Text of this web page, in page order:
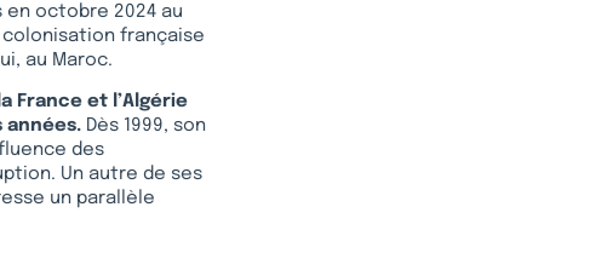
en octobre 2024 au
française
au Maroc.
France et l’Algérie
années. Dès 1999, son
des
Un autre de ses
un parallèle